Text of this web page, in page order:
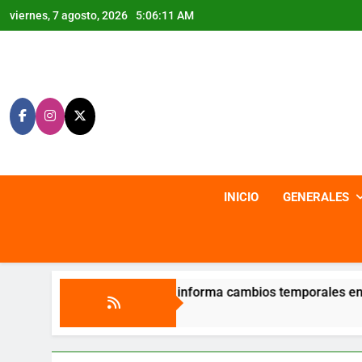
Saltar
al
viernes, 7 agosto, 2026 5:06:12 AM
INICIO GENERALES
informa cambios temporales en sus canales de atención